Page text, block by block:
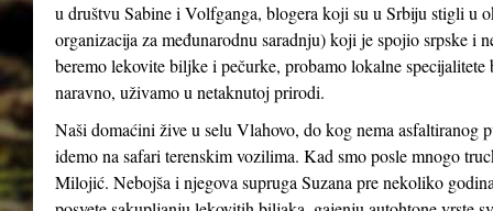
u društvu Sabine i Volfganga, blogera koji su u Srbiju stigli u
organizacija za međunarodnu saradnju) koji je spojio srpske i
beremo lekovite biljke i pečurke, probamo lokalne
naravno, uživamo u netaknutoj prirodi.
Naši domaćini žive u selu Vlahovo, do kog nema asfaltiranog
idemo na safari terenskim vozilima. Kad smo posle mnogo
Milojić. Nebojša i njegova supruga Suzana pre nekoliko